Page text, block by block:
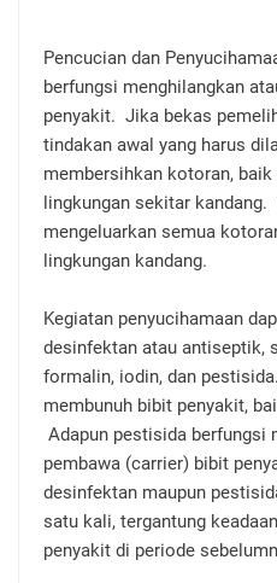
Pencucian dan
berfungsi menghilangkan
penyakit. Jika bekas
tindakan awal yang harus
membersihkan kotoran,
lingkungan sekitar kandang.
mengeluarkan semua
lingkungan kandang.
Kegiatan penyucihamaan
desinfektan atau antiseptik,
formalin, iodin, dan
membunuh bibit penyakit,
Adapun pestisida berfungsi
pembawa (carrier) bibit
desinfektan maupun
satu kali, tergantung
penyakit di periode